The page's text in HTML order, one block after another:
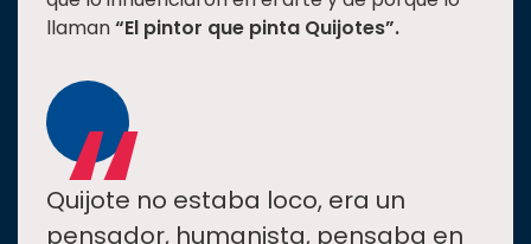
llaman“El pintor que pinta Quijotes”.
Quijote no estaba loco, era un
pensador, humanista, pensaba en